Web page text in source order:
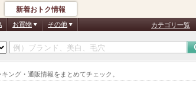
ング・通販情報をまとめてチェック。
新着おトク情報
お買物 その他 カテゴリ一覧